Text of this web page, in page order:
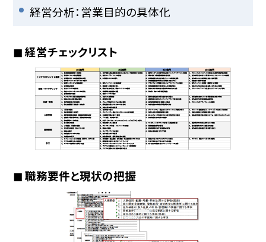
経営分析：営業目的の具体化
◼︎ 経営チェックリスト
◼︎ 職務要件と現状の把握